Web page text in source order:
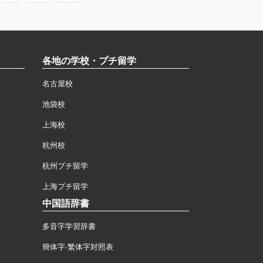
各地の学校・プチ留学
名古屋校
池袋校
上海校
杭州校
杭州プチ留学
上海プチ留学
中国語辞書
多音字学習辞書
簡体字·繁体字対照表